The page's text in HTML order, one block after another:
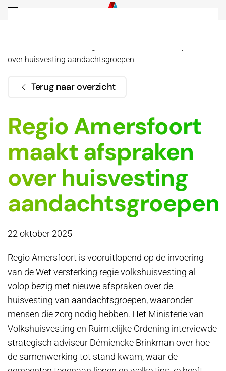
over huisvesting aandachtsgroepen
Terug naar overzicht
Regio Amersfoort
maakt afspraken
over huisvesting
aandachtsgroepen
22 oktober 2025
Regio Amersfoort is vooruitlopend op de invoering
van de Wet versterking regie volkshuisvesting al
volop bezig met nieuwe afspraken over de
huisvesting van aandachtsgroepen, waaronder
mensen die zorg nodig hebben. Het Ministerie van
Volkshuisvesting en Ruimtelijke Ordening interviewde
strategisch adviseur Démiencke Brinkman over hoe
de samenwerking tot stand kwam, waar de